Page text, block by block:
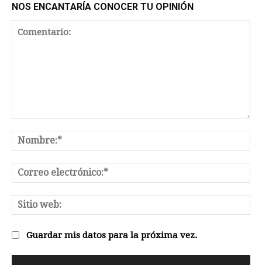
NOS ENCANTARÍA CONOCER TU OPINIÓN
Guardar mis datos para la próxima vez.